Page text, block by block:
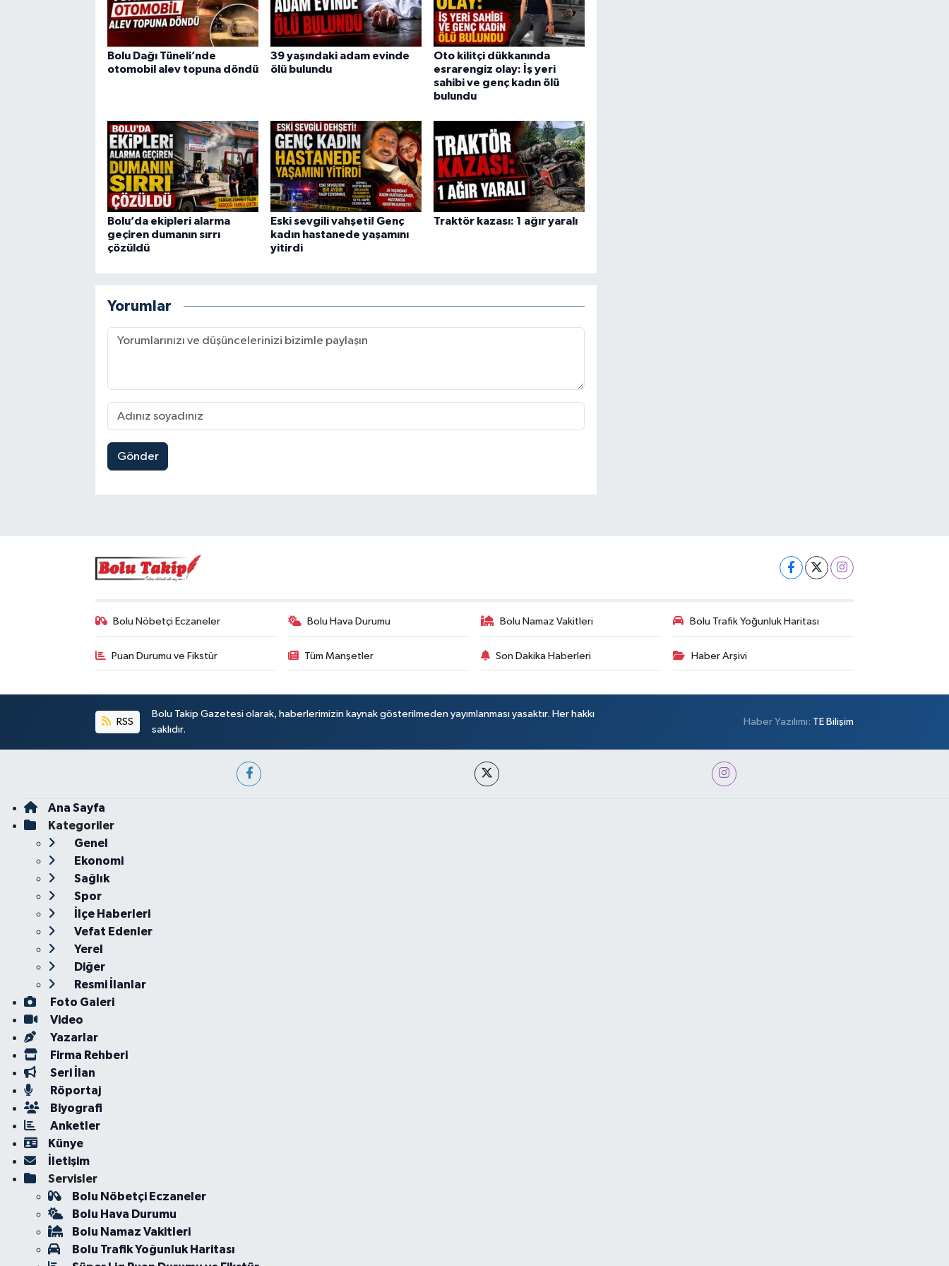
Bolu Dağı Tüneli’nde
otomobil alev topuna döndü
39 yaşındaki adam evinde
ölü bulundu
Oto kilitçi dükkanında
esrarengiz olay: İş yeri
sahibi ve genç kadın ölü
bulundu
Bolu’da ekipleri alarma
geçiren dumanın sırrı
çözüldü
Eski sevgili vahşeti! Genç
kadın hastanede yaşamını
yitirdi
Traktör kazası: 1 ağır yaralı
Yorumlar
Gönder
Bolu Nöbetçi Eczaneler Bolu Hava Durumu Bolu Namaz Vakitleri Bolu Trafik Yoğunluk Haritası
Puan Durumu ve Fikstür Tüm Manşetler Son Dakika Haberleri Haber Arşivi
RSS
Bolu Takip Gazetesi olarak, haberlerimizin kaynak gösterilmeden yayımlanması yasaktır. Her hakkı
saklıdır.
Haber Yazılımı: TE Bilişim
Ana Sayfa
Kategoriler
Genel
Ekonomi
Sağlık
Spor
İlçe Haberleri
Vefat Edenler
Yerel
Diğer
Resmi İlanlar
Foto Galeri
Video
Yazarlar
Firma Rehberi
Seri İlan
Röportaj
Biyografi
Anketler
Künye
İletişim
Servisler
Bolu Nöbetçi Eczaneler
Bolu Hava Durumu
Bolu Namaz Vakitleri
Bolu Trafik Yoğunluk Haritası